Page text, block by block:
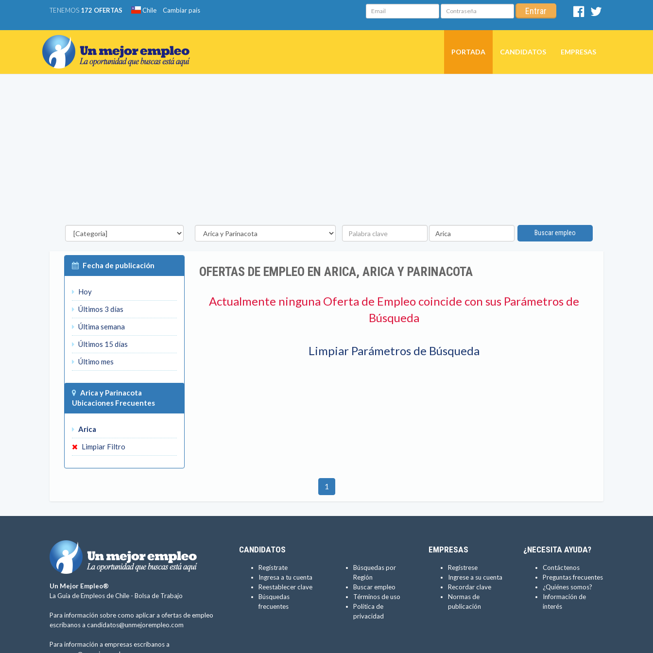
TENEMOS 172 OFERTAS Chile Cambiar país Email Contraseña Entrar
Facebook
PORTADA CANDIDATOS EMPRESAS
Categorías Región
Palabra
clave
Ubicación
Buscar empleo
Fecha de publicación
Hoy
Últimos 3 días
Última semana
Últimos 15 días
Último mes
Arica y Parinacota
Ubicaciones Frecuentes
Arica
Limpiar Filtro
OFERTAS DE EMPLEO EN ARICA, ARICA Y PARINACOTA
Actualmente ninguna Oferta de Empleo coincide con sus Parámetros de
Búsqueda
Limpiar Parámetros de Búsqueda
1
Un Mejor Empleo®
La Guía de Empleos de Chile - Bolsa de Trabajo
Para información sobre como aplicar a ofertas de empleo
escríbanos a candidatos@unmejorempleo.com
Para información a empresas escríbanos a
CANDIDATOS
Regístrate
Ingresa a tu cuenta
Reestablecer clave
Búsquedas
frecuentes
Búsquedas por
Región
Buscar empleo
Términos de uso
Política de
privacidad
EMPRESAS
Regístrese
Ingrese a su cuenta
Recordar clave
Normas de
publicación
¿NECESITA AYUDA?
Contáctenos
Preguntas frecuentes
¿Quiénes somos?
Información de
interés